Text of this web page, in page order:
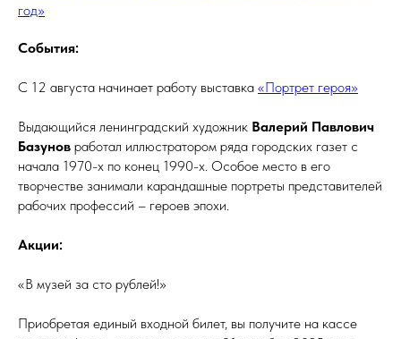
год»
События:
С 12 августа начинает работу выставка «Портрет героя»
Выдающийся ленинградский художник Валерий Павлович
Базунов работал иллюстратором ряда городских газет с
начала 1970-х по конец 1990-х. Особое место в его
творчестве занимали карандашные портреты представителей
рабочих профессий – героев эпохи.
Акции:
«В музей за сто рублей!»
Приобретая единый входной билет, вы получите на кассе